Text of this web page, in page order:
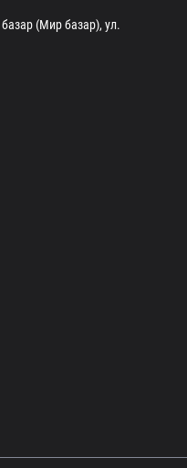
(Мир базар), ул.